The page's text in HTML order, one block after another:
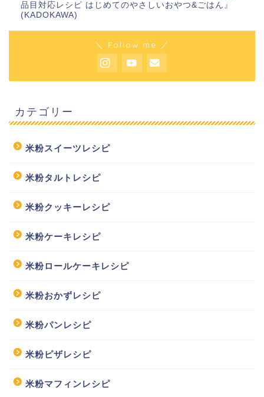
品目対応レシピ はじめてのやさしいおやつ&ごはん』
(KADOKAWA)
＼ Follow me ／
カテゴリー
米粉スイーツレシピ
米粉タルトレシピ
米粉クッキーレシピ
米粉ケーキレシピ
米粉ロールケーキレシピ
米粉おかずレシピ
米粉パンレシピ
米粉ピザレシピ
米粉マフィンレシピ